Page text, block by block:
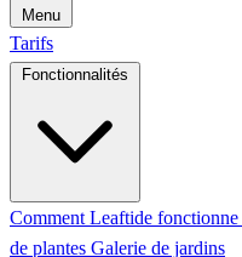
Menu
Tarifs
Fonctionnalités
Comment Leaftide fonctionne
de plantes Galerie de jardins